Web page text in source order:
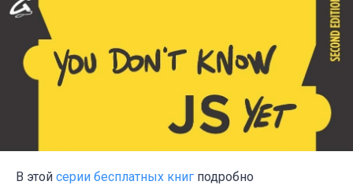
В этой серии бесплатных книг подробно